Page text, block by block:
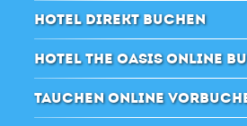
HOTEL DIREKT BUCHEN
HOTEL THE OASIS ONLINE
TAUCHEN ONLINE